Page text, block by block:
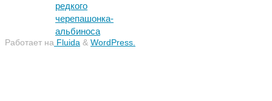
редкого
черепашонка-
альбиноса
Работает на Fluida & WordPress.